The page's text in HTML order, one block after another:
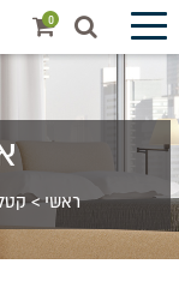
0
ראשי>